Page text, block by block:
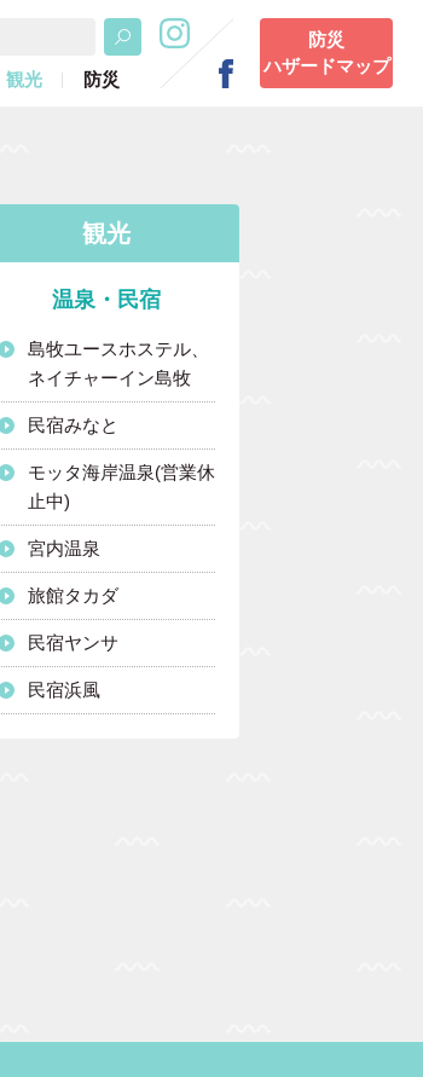
観光 防災
防災
ハザードマップ
観光
温泉・民宿
島牧ユースホステル、
ネイチャーイン島牧
民宿みなと
モッタ海岸温泉(営業休
止中)
宮内温泉
旅館タカダ
民宿ヤンサ
民宿浜風